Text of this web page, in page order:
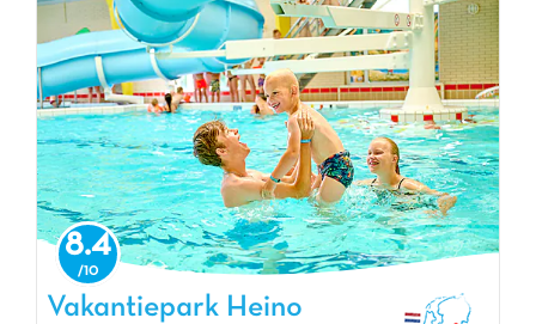
Vakantiepark Heino, Vakantiepark Overijssel
8.4
Vakantiepark Heino